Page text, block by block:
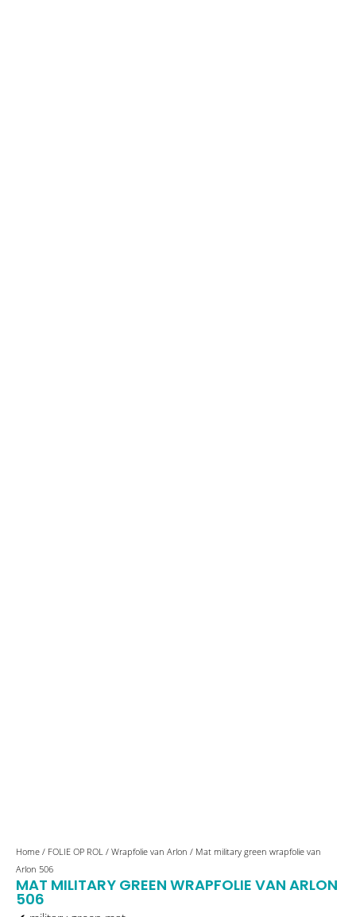
Home / FOLIE OP ROL / Wrapfolie van Arlon / Mat military green wrapfolie van
Arlon 506
MAT MILITARY GREEN WRAPFOLIE VAN ARLON
506
Mat
military
green
wrapfolie